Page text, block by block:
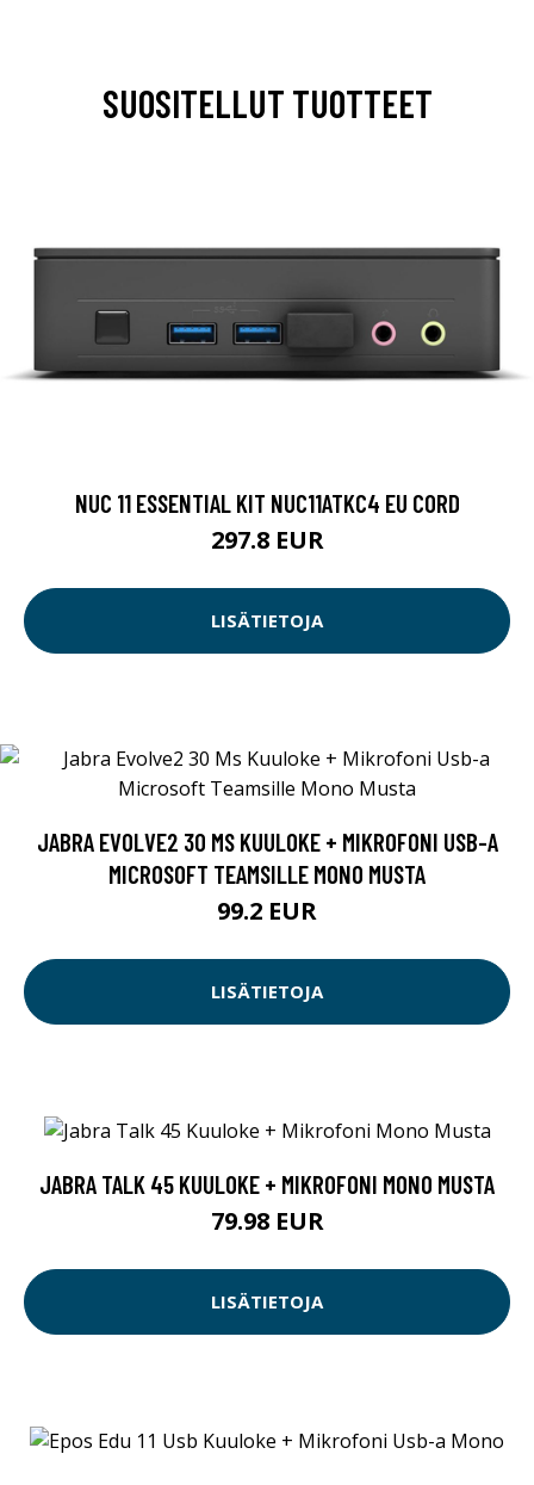
SUOSITELLUT TUOTTEET
NUC 11 ESSENTIAL KIT NUC11ATKC4 EU CORD
297.8 EUR
LISÄTIETOJA
JABRA EVOLVE2 30 MS KUULOKE + MIKROFONI USB-A
MICROSOFT TEAMSILLE MONO MUSTA
99.2 EUR
LISÄTIETOJA
JABRA TALK 45 KUULOKE + MIKROFONI MONO MUSTA
79.98 EUR
LISÄTIETOJA